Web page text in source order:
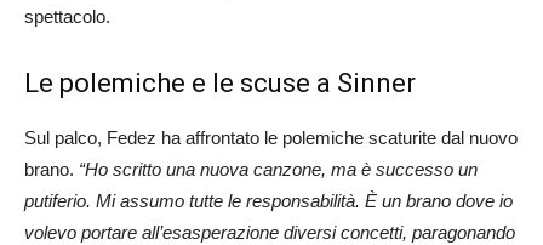
spettacolo.
Le polemiche e le scuse a Sinner
Sul palco, Fedez ha affrontato le polemiche scaturite dal nuovo
brano. “Ho scritto una nuova canzone, ma è successo un
putiferio. Mi assumo tutte le responsabilità. È un brano dove io
volevo portare all’esasperazione diversi concetti, paragonando